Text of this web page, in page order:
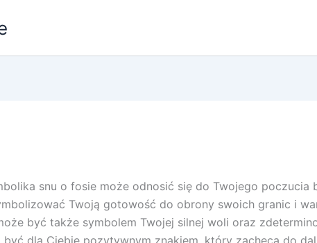
snu o fosie może odnosić się do Twojego
Twoją gotowość do obrony swoich granic i
być także symbolem Twojej silnej woli oraz
być dla Ciebie pozytywnym znakiem, który zachęca do